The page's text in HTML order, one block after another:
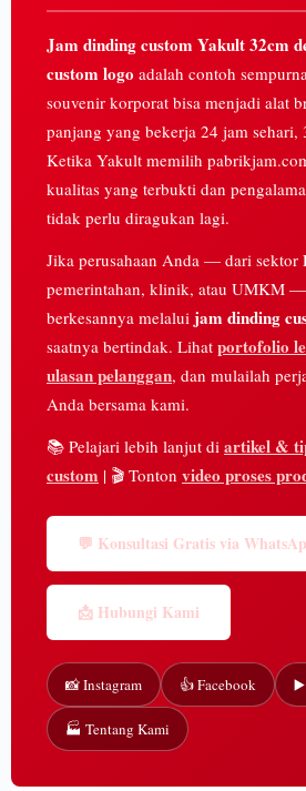
Jam dinding custom Yakult 32cm
custom logo adalah contoh
souvenir korporat bisa menjadi alat
panjang yang bekerja 24 jam sehari,
Ketika Yakult memilih
kualitas yang terbukti dan
tidak perlu diragukan lagi.
Jika perusahaan Anda — dari sektor
pemerintahan, klinik, atau UMKM
berkesannya melalui jam dinding
saatnya bertindak. Lihat portofolio
ulasan pelanggan, dan mulailah
Anda bersama kami.
📚 Pelajari lebih lanjut di artikel &
custom | 🎬 Tonton video proses
💬 Konsultasi Gratis via
📩 Hubungi Kami
📸 Instagram 👍 Facebook ▶️
🏭 Tentang Kami